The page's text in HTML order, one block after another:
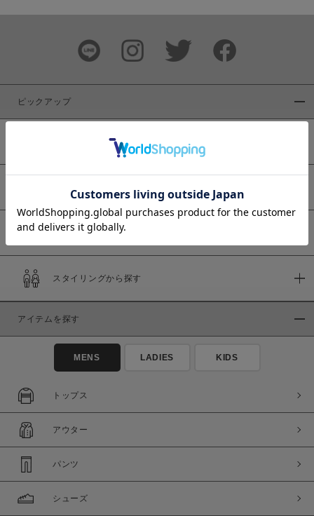
ブランド
商品タイプ
通常商品
セール価格
在庫
在庫あり
ピックアップ
予約商品
スタイリングから探す
アイテムを探す
MENS LADIES KIDS
トップス
アウター
パンツ
シューズ